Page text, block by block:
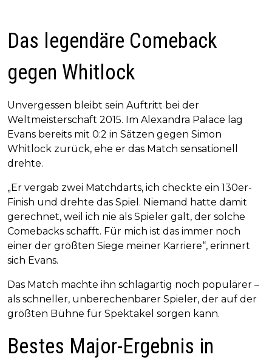
Das legendäre Comeback
gegen Whitlock
Unvergessen bleibt sein Auftritt bei der
Weltmeisterschaft 2015. Im Alexandra Palace lag
Evans bereits mit 0:2 in Sätzen gegen Simon
Whitlock zurück, ehe er das Match sensationell
drehte.
„Er vergab zwei Matchdarts, ich checkte ein 130er-
Finish und drehte das Spiel. Niemand hatte damit
gerechnet, weil ich nie als Spieler galt, der solche
Comebacks schafft. Für mich ist das immer noch
einer der größten Siege meiner Karriere“, erinnert
sich Evans.
Das Match machte ihn schlagartig noch populärer –
als schneller, unberechenbarer Spieler, der auf der
größten Bühne für Spektakel sorgen kann.
Bestes Major-Ergebnis in